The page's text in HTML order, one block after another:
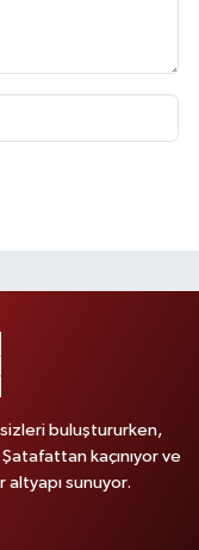
buluştururken,
kaçınıyor ve
sunuyor.